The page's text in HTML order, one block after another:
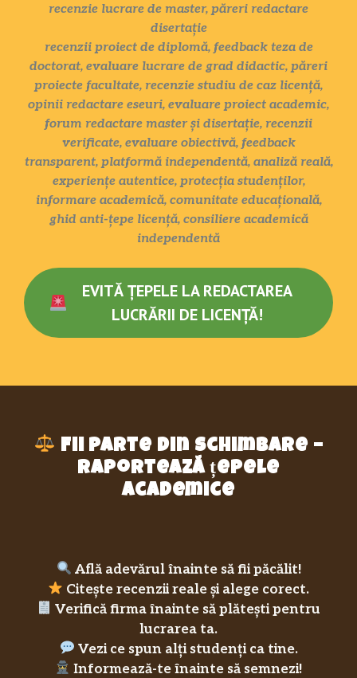
recenzie lucrare de master, păreri redactare
disertație
recenzii proiect de diplomă, feedback teza de
doctorat, evaluare lucrare de grad didactic, păreri
proiecte facultate, recenzie studiu de caz licență,
opinii redactare eseuri, evaluare proiect academic,
forum redactare master și disertație, recenzii
verificate, evaluare obiectivă, feedback
transparent, platformă independentă, analiză reală,
experiențe autentice, protecția studenților,
informare academică, comunitate educațională,
ghid anti-țepe licență, consiliere academică
independentă
EVITĂ ȚEPELE LA REDACTAREA
LUCRĂRII DE LICENȚĂ!
Fii parte din schimbare –
raportează țepele
academice
Află adevărul înainte să fii păcălit!
Citește recenzii reale și alege corect.
Verifică firma înainte să plătești pentru
lucrarea ta.
Vezi ce spun alți studenți ca tine.
Informează-te înainte să semnezi!